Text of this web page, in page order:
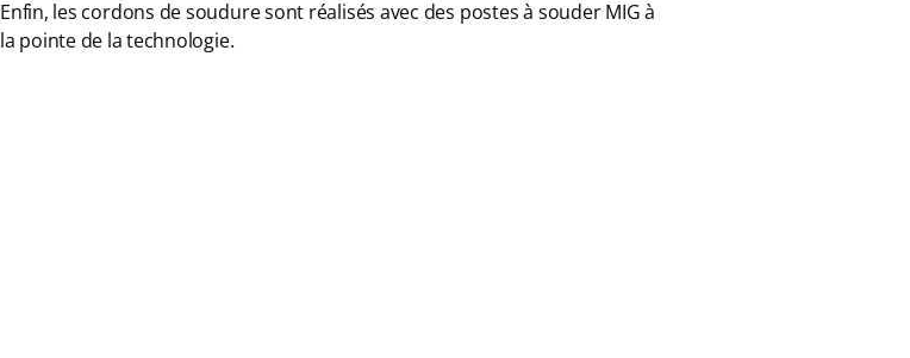
Enfin, les cordons de soudure sont réalisés avec des postes à souder MIG à
la pointe de la technologie.